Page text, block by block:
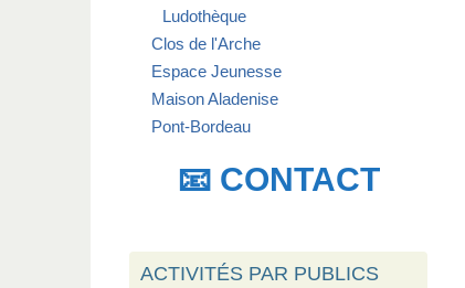
Ludothèque
Clos de l'Arche
Espace Jeunesse
Maison Aladenise
Pont-Bordeau
📧 CONTACT
ACTIVITÉS PAR PUBLICS